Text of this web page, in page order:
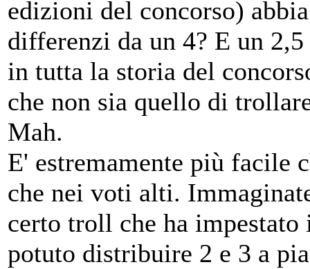
edizioni del concorso)
differenzi da un 4? E un
in tutta la storia del
che non sia quello di
Mah.
E' estremamente più facile
che nei voti alti.
certo troll che ha impestato
potuto distribuire 2 e 3 a